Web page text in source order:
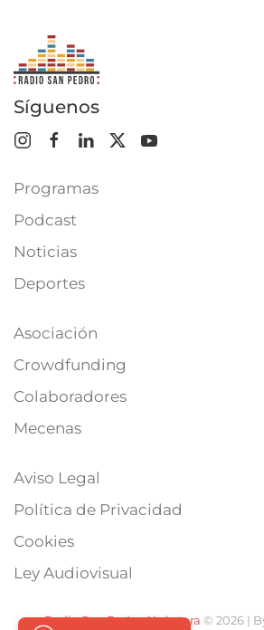
Síguenos
Programas
Podcast
Noticias
Deportes
Asociación
Crowdfunding
Colaboradores
Mecenas
Aviso Legal
Política de Privacidad
Cookies
Ley Audiovisual
Radio San Pedro Alcántara © 2026 |